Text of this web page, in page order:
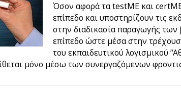
Όσον αφορά τα testME και
επίπεδο και υποστηρίζουν τις
στην διαδικασία παραγωγής
επίπεδο ώστε μέσα στην
του εκπαιδευτικού λογισμικού
μόνο μέσω των συνεργαζόμενων